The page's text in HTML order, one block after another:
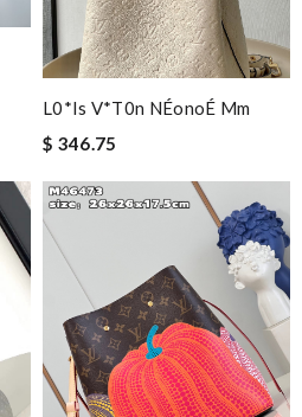
L0*is V*t0n NÉonoÉ Mm
$ 346.75